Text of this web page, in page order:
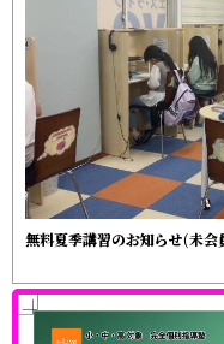
無料夏季講習のお知らせ(未